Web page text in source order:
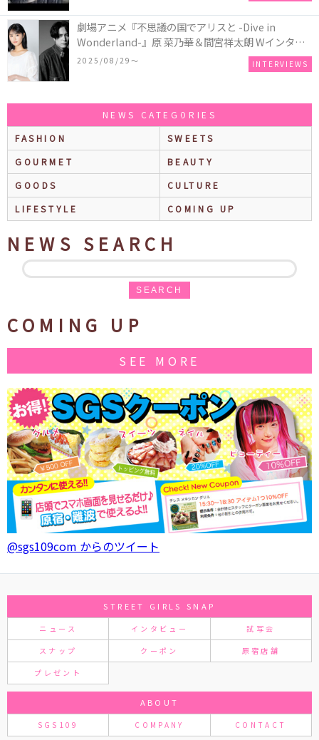
劇場アニメ『不思議の国でアリスと -Dive in
Wonderland-』原 菜乃華＆間宮祥太朗 Wインタビ
ュー
2025/08/29〜 INTERVIEWS
NEWS CATEGORIES
FASHION
SWEETS
GOURMET
BEAUTY
GOODS
CULTURE
LIFESTYLE
COMING UP
NEWS SEARCH
SEARCH
COMING UP
SEE MORE
@sgs109com からのツイート
STREET GIRLS SNAP
ニュース インタビュー 試写会
スナップ クーポン 原宿店舗
プレゼント
ABOUT
SGS109 COMPANY CONTACT